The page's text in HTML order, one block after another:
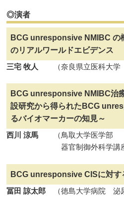
◎演者
BCG unresponsive NMIBC の
のリアルワールドエビデンス
三宅 牧人
（奈良県立医科大
BCG unresponsive NMIBC治
設研究から得られたBCG
るバイオマーカーの知見～
西川 涼馬
（鳥取大学医学部
器官制御外科学講
BCG unresponsive CISに対す
冨田 諒太郎
（徳島大学病院 泌